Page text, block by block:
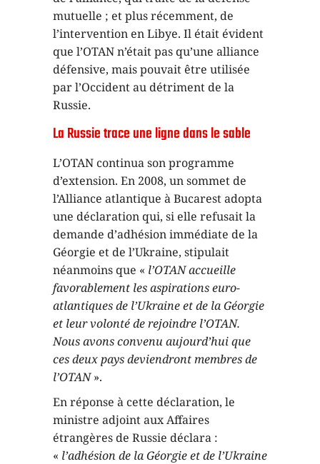
mutuelle ; et plus récemment, de
l’intervention en Libye. Il était évident
que l’OTAN n’était pas qu’une alliance
défensive, mais pouvait être utilisée
par l’Occident au détriment de la
Russie.
La Russie trace une ligne dans le sable
L’OTAN continua son programme
d’extension. En 2008, un sommet de
l’Alliance atlantique à Bucarest adopta
une déclaration qui, si elle refusait la
demande d’adhésion immédiate de la
Géorgie et de l’Ukraine, stipulait
néanmoins que « l’OTAN accueille
favorablement les aspirations euro-
atlantiques de l’Ukraine et de la Géorgie
et leur volonté de rejoindre l’OTAN.
Nous avons convenu aujourd’hui que
ces deux pays deviendront membres de
l’OTAN».
En réponse à cette déclaration, le
ministre adjoint aux Affaires
étrangères de Russie déclara :
« l’adhésion de la Géorgie et de l’Ukraine